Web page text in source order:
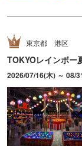
東京都 港区
TOKYOレインボー
2026/07/16(木) ～ 08/